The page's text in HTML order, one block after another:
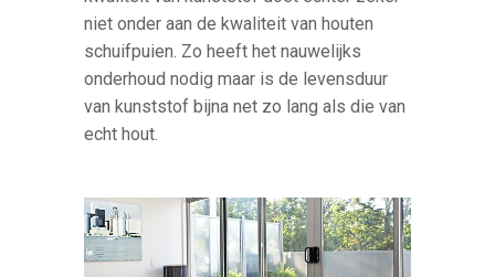
niet onder aan de kwaliteit van houten
schuifpuien. Zo heeft het nauwelijks
onderhoud nodig maar is de levensduur
van kunststof bijna net zo lang als die van
echt hout.